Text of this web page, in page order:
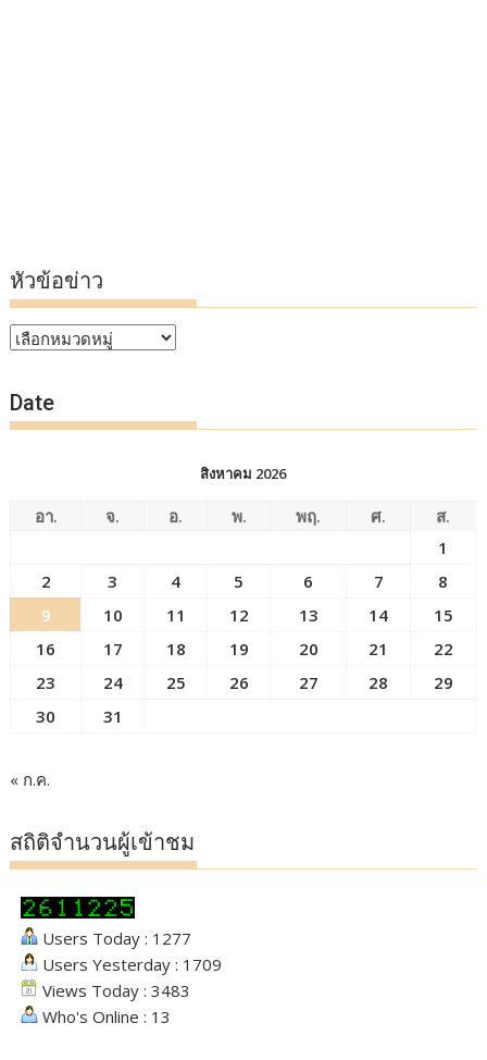
หัวข้อข่าว
หัวข้อ
Date
สิงหาคม 2026
อา. จ. อ. พ. พฤ. ศ.
ส.
1
2
3 4 5 6 7
8
9
10 11 12 13 14
15
16
17 18 19 20 21
22
23
24 25 26 27 28
29
30
31
« ก.ค.
สถิติจำนวนผู้เข้าชม
Users Today : 1277
Users Yesterday : 1709
Views Today : 3483
Who's Online : 13